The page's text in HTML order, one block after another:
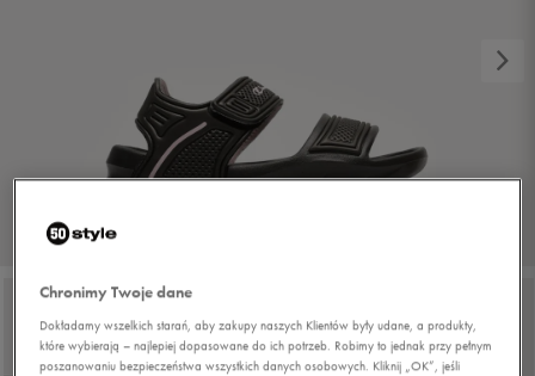
Chronimy Twoje dane
Dokładamy wszelkich starań, aby zakupy naszych Klientów były udane, a produkty,
które wybierają – najlepiej dopasowane do ich potrzeb. Robimy to jednak przy pełnym
poszanowaniu bezpieczeństwa wszystkich danych osobowych. Kliknij „OK”, jeśli